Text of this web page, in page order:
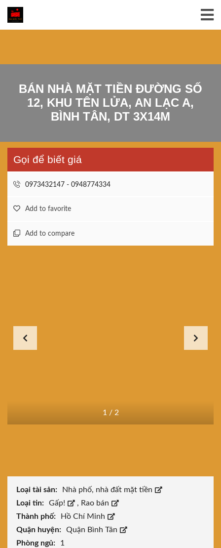
BÁN NHÀ MẶT TIỀN ĐƯỜNG SỐ
12, KHU TÊN LỬA, AN LẠC A,
BÌNH TÂN, DT 3X14M
Gọi để biết giá
0973432147 - 0948774334
Add to favorite
Add to compare
1 / 2
Loại tài sản:
Nhà phố, nhà đất mặt tiền
Loại tin:
Gấp! , Rao bán
Thành phố:
Hồ Chí Minh
Quận huyện:
Quận Bình Tân
Phòng ngủ:
1